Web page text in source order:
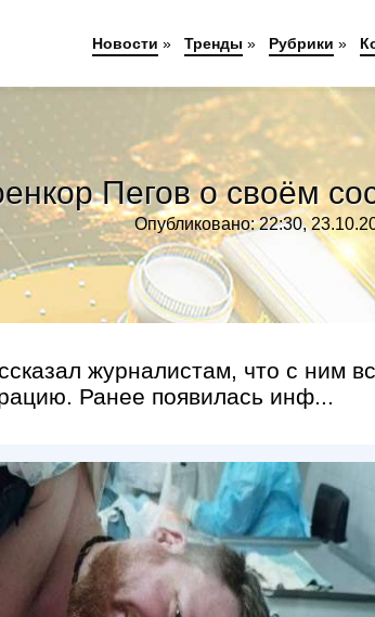
Пегов о своём
Опубликовано: 22:30,
журналистам, что с ним
Ранее появилась инф...
Новости » Тренды » Рубрики »